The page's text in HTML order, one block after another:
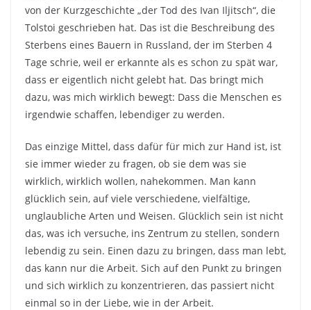
von der Kurzgeschichte „der Tod des Ivan Iljitsch“, die
Tolstoi geschrieben hat. Das ist die Beschreibung des
Sterbens eines Bauern in Russland, der im Sterben 4
Tage schrie, weil er erkannte als es schon zu spät war,
dass er eigentlich nicht gelebt hat. Das bringt mich
dazu, was mich wirklich bewegt: Dass die Menschen es
irgendwie schaffen, lebendiger zu werden.
Das einzige Mittel, dass dafür für mich zur Hand ist, ist
sie immer wieder zu fragen, ob sie dem was sie
wirklich, wirklich wollen, nahekommen. Man kann
glücklich sein, auf viele verschiedene, vielfältige,
unglaubliche Arten und Weisen. Glücklich sein ist nicht
das, was ich versuche, ins Zentrum zu stellen, sondern
lebendig zu sein. Einen dazu zu bringen, dass man lebt,
das kann nur die Arbeit. Sich auf den Punkt zu bringen
und sich wirklich zu konzentrieren, das passiert nicht
einmal so in der Liebe, wie in der Arbeit.